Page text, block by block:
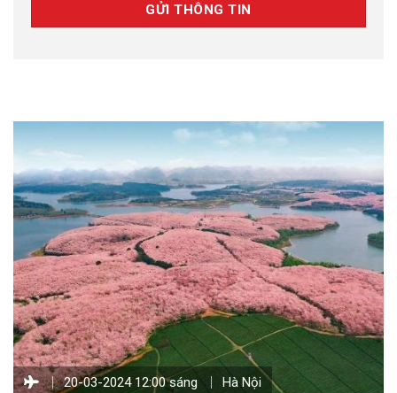
20-03-2024 12:00 sáng Hà Nội